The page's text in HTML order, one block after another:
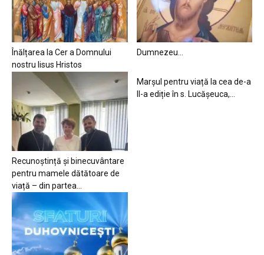
Înălțarea la Cer a Domnului
nostru Iisus Hristos
Dumnezeu…
Recunoștință și binecuvântare
pentru mamele dătătoare de
viață – din partea...
Marșul pentru viață la cea de-a
II-a ediție în s. Lucășeuca,...